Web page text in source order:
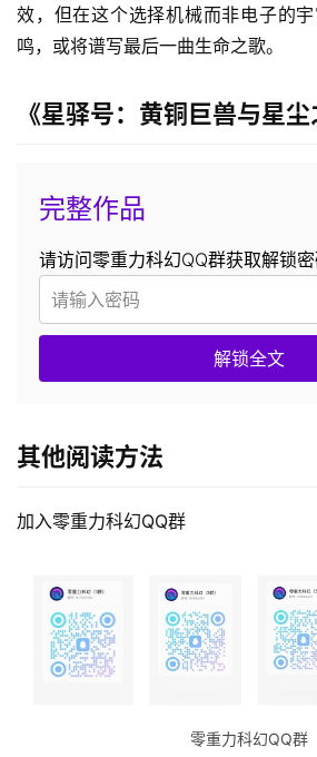
效，但在这个选择机械而非电子的
鸣，或将谱写最后一曲生命之歌。
《星驿号：黄铜巨兽与星尘
完整作品
请访问零重力科幻QQ群获取解锁
解锁全文
其他阅读方法
加入零重力科幻QQ群
零重力科幻QQ群